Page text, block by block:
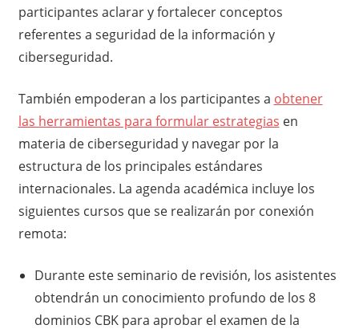
participantes aclarar y fortalecer conceptos
referentes a seguridad de la información y
ciberseguridad.
También empoderan a los participantes a obtener
las herramientas para formular estrategias en
materia de ciberseguridad y navegar por la
estructura de los principales estándares
internacionales. La agenda académica incluye los
siguientes cursos que se realizarán por conexión
remota:
Durante este seminario de revisión, los asistentes
obtendrán un conocimiento profundo de los 8
dominios CBK para aprobar el examen de la